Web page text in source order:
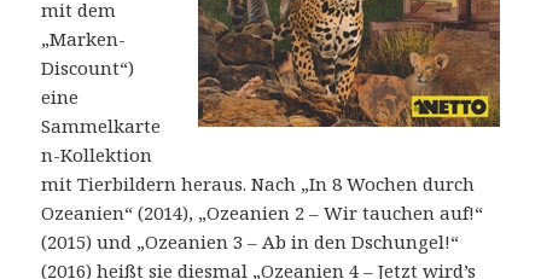
mit dem
„Marken-
Discount“)
eine
Sammelkarte
n-Kollektion
mit Tierbildern heraus. Nach „In 8 Wochen durch
Ozeanien“ (2014), „Ozeanien 2 – Wir tauchen auf!“
(2015) und „Ozeanien 3 – Ab in den Dschungel!“
(2016) heißt sie diesmal „Ozeanien 4 – Jetzt wird’s